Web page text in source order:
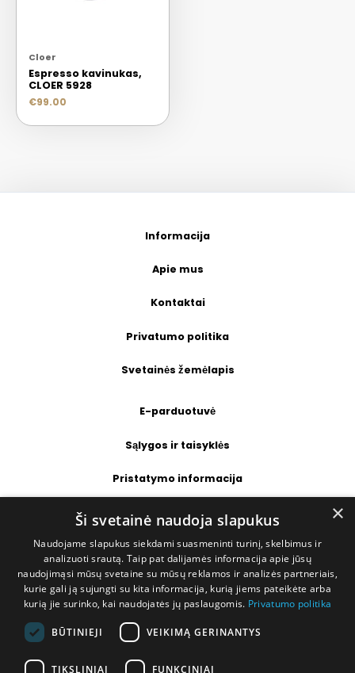
Cloer
Espresso kavinukas,
CLOER 5928
€99.00
Informacija
Apie mus
Kontaktai
Privatumo politika
Svetainės žemėlapis
E-parduotuvė
Sąlygos ir taisyklės
Pristatymo informacija
Prekių grąžinimas
Kontaktai
+370 677 31358
×
Ši svetainė naudoja slapukus
Naudojame slapukus siekdami suasmeninti turinį, skelbimus ir
analizuoti srautą. Taip pat dalijamės informacija apie jūsų
naudojimąsi mūsų svetaine su mūsų reklamos ir analizės partneriais,
kurie gali ją sujungti su kita informacija, kurią jiems pateikėte arba
kurią jie surinko, kai naudojatės jų paslaugomis. Privatumo politika
BŪTINIEJI VEIKIMĄ GERINANTYS
TIKSLINIAI FUNKCINIAI